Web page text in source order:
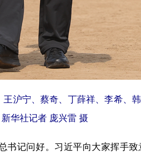
宁、蔡奇、丁薛祥、李希、
华社记者 庞兴雷 摄
记问好。习近平向大家挥手致